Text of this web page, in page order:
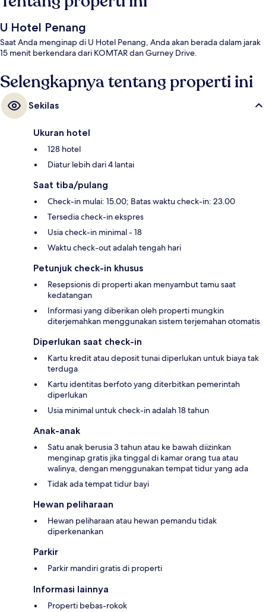
U Hotel Penang
Saat Anda menginap di U Hotel Penang, Anda akan berada dalam jarak
15 menit berkendara dari KOMTAR dan Gurney Drive.
Selengkapnya tentang properti ini
Sekilas
Ukuran hotel
128 hotel
Diatur lebih dari 4 lantai
Saat tiba/pulang
Check-in mulai: 15.00; Batas waktu check-in: 23.00
Tersedia check-in ekspres
Usia check-in minimal - 18
Waktu check-out adalah tengah hari
Petunjuk check-in khusus
Resepsionis di properti akan menyambut tamu saat
kedatangan
Informasi yang diberikan oleh properti mungkin
diterjemahkan menggunakan sistem terjemahan otomatis
Diperlukan saat check-in
Kartu kredit atau deposit tunai diperlukan untuk biaya tak
terduga
Kartu identitas berfoto yang diterbitkan pemerintah
diperlukan
Usia minimal untuk check-in adalah 18 tahun
Anak-anak
Satu anak berusia 3 tahun atau ke bawah diizinkan
menginap gratis jika tinggal di kamar orang tua atau
walinya, dengan menggunakan tempat tidur yang ada
Tidak ada tempat tidur bayi
Hewan peliharaan
Hewan peliharaan atau hewan pemandu tidak
diperkenankan
Parkir
Parkir mandiri gratis di properti
Informasi lainnya
Properti bebas-rokok